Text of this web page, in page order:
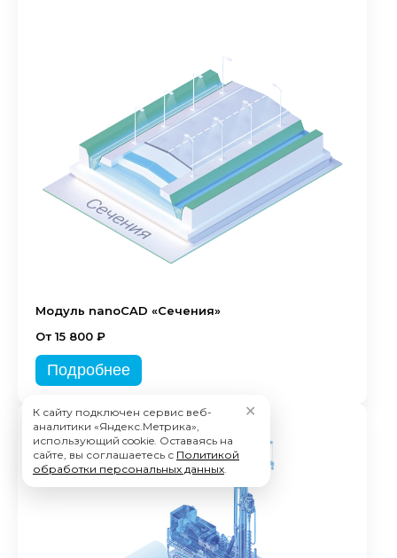
Модуль nanoCAD «Сечения»
От 15 800 ₽
Подробнее
К сайту подключен сервис веб-
аналитики «Яндекс.Метрика»,
использующий cookie. Оставаясь на
сайте, вы соглашаетесь с Политикой
обработки персональных данных.
✕